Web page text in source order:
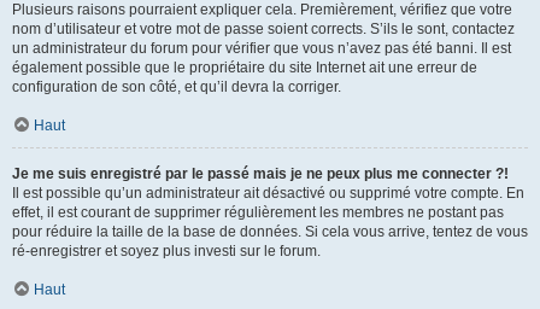
Plusieurs raisons pourraient expliquer cela. Premièrement, vérifiez que votre
nom d’utilisateur et votre mot de passe soient corrects. S’ils le sont, contactez
un administrateur du forum pour vérifier que vous n’avez pas été banni. Il est
également possible que le propriétaire du site Internet ait une erreur de
configuration de son côté, et qu’il devra la corriger.
Haut
Je me suis enregistré par le passé mais je ne peux plus me connecter ?!
Il est possible qu’un administrateur ait désactivé ou supprimé votre compte. En
effet, il est courant de supprimer régulièrement les membres ne postant pas
pour réduire la taille de la base de données. Si cela vous arrive, tentez de vous
ré-enregistrer et soyez plus investi sur le forum.
Haut